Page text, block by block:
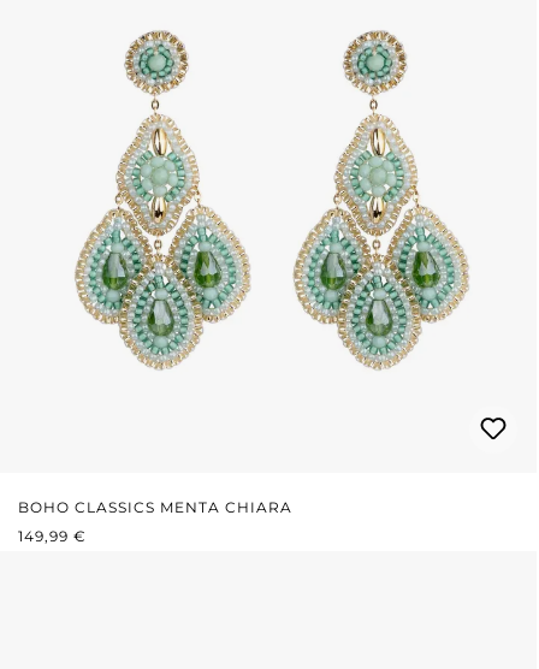
BOHO CLASSICS MENTA CHIARA
PREZZO NORMALE:
149,99 €